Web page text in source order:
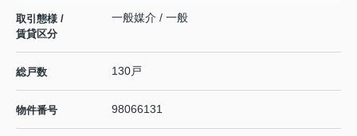
取引態様 /
賃貸区分
一般媒介 / 一般
総戸数 130戸
物件番号 98066131